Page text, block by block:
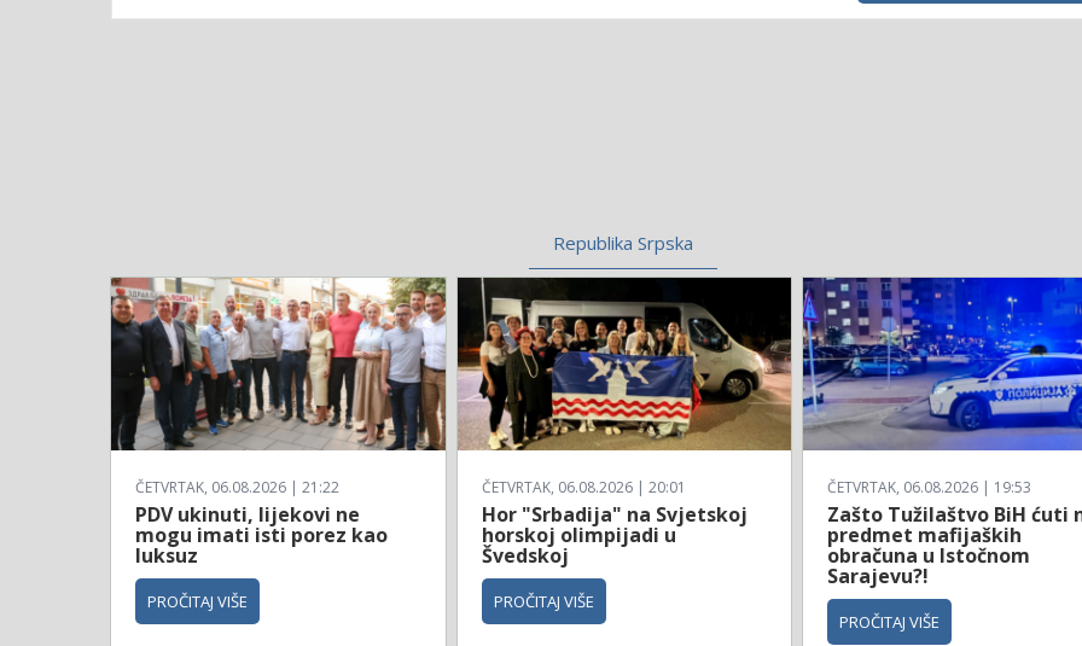
Republika Srpska
ČETVRTAK, 06.08.2026 | 21:22
PDV ukinuti, lijekovi ne
mogu imati isti porez kao
luksuz
PROČITAJ VIŠE
ČETVRTAK, 06.08.2026 | 20:01
Hor "Srbadija" na Svjetskoj
horskoj olimpijadi u
Švedskoj
PROČITAJ VIŠE
ČETVRTAK, 06.08.2026 | 19:53
Zašto Tužilaštvo BiH ćuti
predmet mafijaških
obračuna u Istočnom
Sarajevu?!
PROČITAJ VIŠE